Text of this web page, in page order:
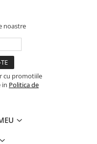
noastre
cu promotiile
in Politica de